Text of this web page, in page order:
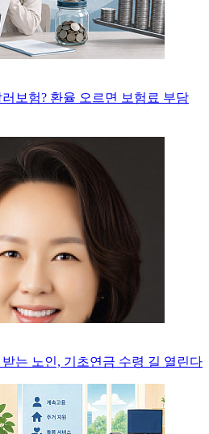
보험? 환율 오르면 보험료 부담
는 노인, 기초연금 수령 길 열린다